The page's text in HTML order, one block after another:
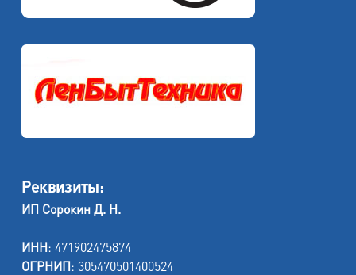
Реквизиты:
ИП Сорокин Д. Н.
ИНН: 471902475874
ОГРНИП: 305470501400524